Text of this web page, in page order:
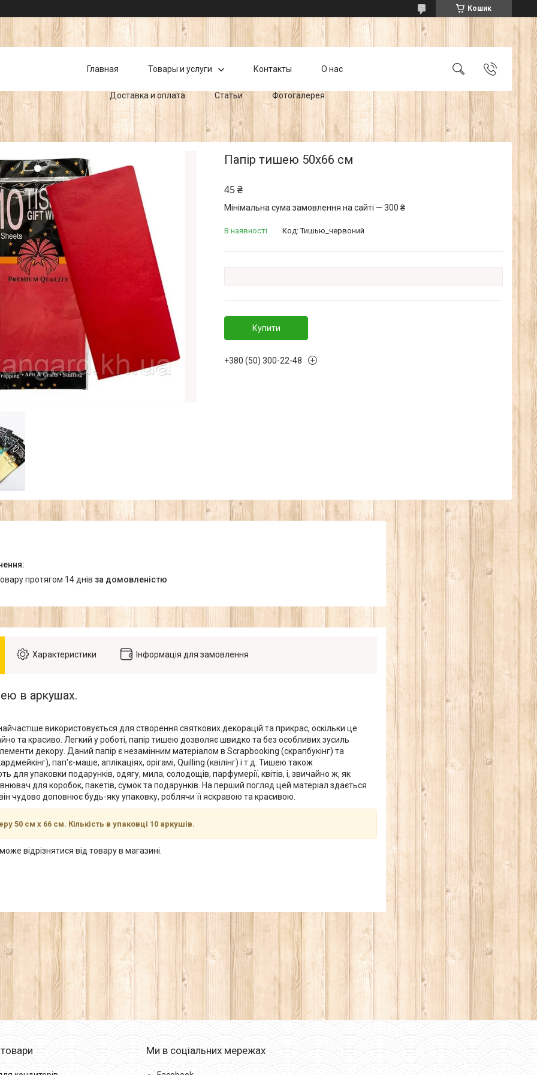
Кошик
Главная Товары и услуги Контакты О нас
Доставка и оплата Статьи Фотогалерея
Папір тишею 50х66 см
45 ₴
Мінімальна сума замовлення на сайті — 300 ₴
В наявності Код:Тишью_червоний
Купити
+380 (50) 300-22-48
протягом 14 днів за домовленістю
Характеристики Інформація для замовлення
в аркушах.
використовується для створення святкових декорацій та прикрас, оскільки це
та красиво. Легкий у роботі, папір тишею дозволяє швидко та без особливих зусиль
декору. Даний папір є незамінним матеріалом в Scrapbooking (скрапбукінг) та
пап'є-маше, аплікаціях, орігамі, Quilling (квілінг) і т.д. Тишею також
для упаковки подарунків, одягу, мила, солодощів, парфумерії, квітів, і, звичайно ж, як
для коробок, пакетів, сумок та подарунків. На перший погляд цей матеріал здається
чудово доповнює будь-яку упаковку, роблячи її яскравою та красивою.
50 см х 66 см. Кількість в упаковці 10 аркушів.
відрізнятися від товару в магазині.
Ми в соціальних мережах